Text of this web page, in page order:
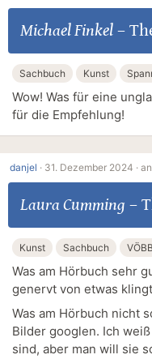
Michael Finkel–
Sachbuch Kunst
Wow! Was für eine
für die Empfehlung!
danjel · 31. Dezember 2024 ·
Laura Cumming –
Kunst Sachbuch VÖBB
Was am Hörbuch sehr
genervt von etwas
Was am Hörbuch nicht
Bilder googlen. Ich
sind, aber man will sie